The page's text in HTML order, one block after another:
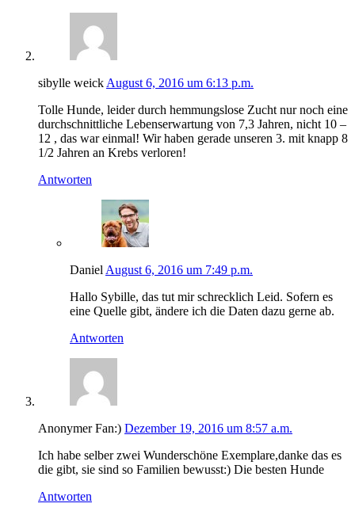
sibylle weick August 6, 2016 um 6:13 p.m.
Tolle Hunde, leider durch hemmungslose Zucht nur noch eine
durchschnittliche Lebenserwartung von 7,3 Jahren, nicht 10 –
12 , das war einmal! Wir haben gerade unseren 3. mit knapp 8
1/2 Jahren an Krebs verloren!
Antworten
Daniel August 6, 2016 um 7:49 p.m.
Hallo Sybille, das tut mir schrecklich Leid. Sofern es
eine Quelle gibt, ändere ich die Daten dazu gerne ab.
Antworten
Anonymer Fan:) Dezember 19, 2016 um 8:57 a.m.
Ich habe selber zwei Wunderschöne Exemplare,danke das es
die gibt, sie sind so Familien bewusst:) Die besten Hunde
Antworten